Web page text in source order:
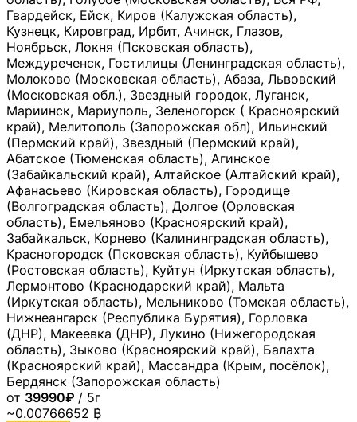
Гвардейск, Ейск, Киров (Калужская область),
Кузнецк, Кировград, Ирбит, Ачинск, Глазов,
Ноябрьск, Локня (Псковская область),
Междуреченск, Гостилицы (Ленинградская область),
Молоково (Московская область), Абаза, Львовский
(Московская обл.), Звездный городок, Луганск,
Мариинск, Мариуполь, Зеленогорск ( Красноярский
край), Мелитополь (Запорожская обл), Ильинский
(Пермский край), Звездный (Пермский край),
Абатское (Тюменская область), Агинское
(Забайкальский край), Алтайское (Алтайский край),
Афанасьево (Кировская область), Городище
(Волгоградская область), Долгое (Орловская
область), Емельяново (Красноярский край),
Забайкальск, Корнево (Калининградская область),
Красногородск (Псковская область), Куйбышево
(Ростовская область), Куйтун (Иркутская область),
Лермонтово (Краснодарский край), Мальта
(Иркутская область), Мельниково (Томская область),
Нижнеангарск (Республика Бурятия), Горловка
(ДНР), Макеевка (ДНР), Лукино (Нижегородская
область), Зыково (Красноярский край), Балахта
(Красноярский край), Массандра (Крым, посёлок),
Бердянск (Запорожская область)
от 39990₽ / 5г
~0.00766652 ₿